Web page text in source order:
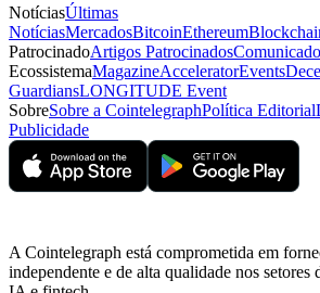
NotíciasÚltimas
NotíciasMercadosBitcoinEthereum
PatrocinadoArtigos Patrocinados
EcossistemaMagazineAcceleratorEvents
GuardiansLONGITUDE Event
SobreSobre a CointelegraphPolítica Editorial
Publicidade
A Cointelegraph está comprometida em
independente e de alta qualidade nos